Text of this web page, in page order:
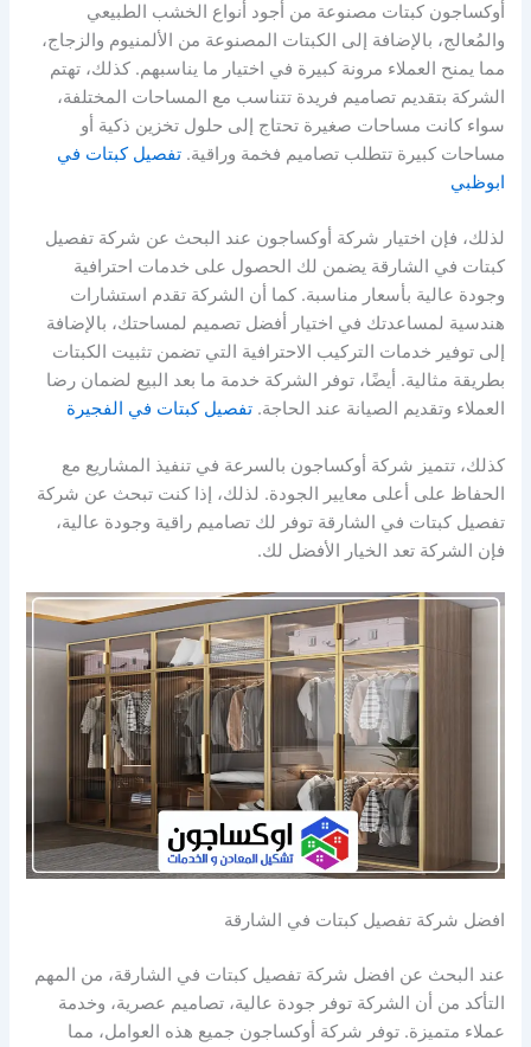
أوكساجون كبتات مصنوعة من أجود أنواع الخشب الطبيعي
والمُعالج، بالإضافة إلى الكبتات المصنوعة من الألمنيوم والزجاج،
مما يمنح العملاء مرونة كبيرة في اختيار ما يناسبهم. كذلك، تهتم
الشركة بتقديم تصاميم فريدة تتناسب مع المساحات المختلفة،
سواء كانت مساحات صغيرة تحتاج إلى حلول تخزين ذكية أو
مساحات كبيرة تتطلب تصاميم فخمة وراقية.تفصيل كبتات في
ابوظبي
لذلك، فإن اختيار شركة أوكساجون عند البحث عن شركة تفصيل
كبتات في الشارقة يضمن لك الحصول على خدمات احترافية
وجودة عالية بأسعار مناسبة. كما أن الشركة تقدم استشارات
هندسية لمساعدتك في اختيار أفضل تصميم لمساحتك، بالإضافة
إلى توفير خدمات التركيب الاحترافية التي تضمن تثبيت الكبتات
بطريقة مثالية. أيضًا، توفر الشركة خدمة ما بعد البيع لضمان رضا
العملاء وتقديم الصيانة عند الحاجة.تفصيل كبتات في الفجيرة
كذلك، تتميز شركة أوكساجون بالسرعة في تنفيذ المشاريع مع
الحفاظ على أعلى معايير الجودة. لذلك، إذا كنت تبحث عن شركة
تفصيل كبتات في الشارقة توفر لك تصاميم راقية وجودة عالية،
فإن الشركة تعد الخيار الأفضل لك.
افضل شركة تفصيل كبتات في الشارقة
عند البحث عن افضل شركة تفصيل كبتات في الشارقة، من المهم
التأكد من أن الشركة توفر جودة عالية، تصاميم عصرية، وخدمة
عملاء متميزة. توفر شركة أوكساجون جميع هذه العوامل، مما